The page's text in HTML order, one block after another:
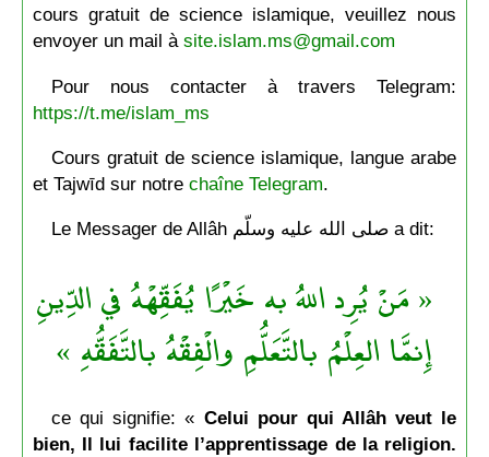
cours gratuit de science islamique, veuillez nous
envoyer un mail à site.islam.ms@gmail.com
Pour nous contacter à travers Telegram:
https://t.me/islam_ms
Cours gratuit de science islamique, langue arabe
et Tajwīd sur notre chaîne Telegram.
Le Messager de Allâh صلى الله عليه وسلّم a dit:
« مَنْ يُرِد اللهُ به خَيْرًا يُفَقِّهْهُ في الدِّينِ
إِنمَّا العِلْمُ بالتَّعَلُّمِ والْفِقْهُ بالتَّفَقُّهِ »
ce qui signifie: « Celui pour qui Allâh veut le
bien, Il lui facilite l’apprentissage de la religion.